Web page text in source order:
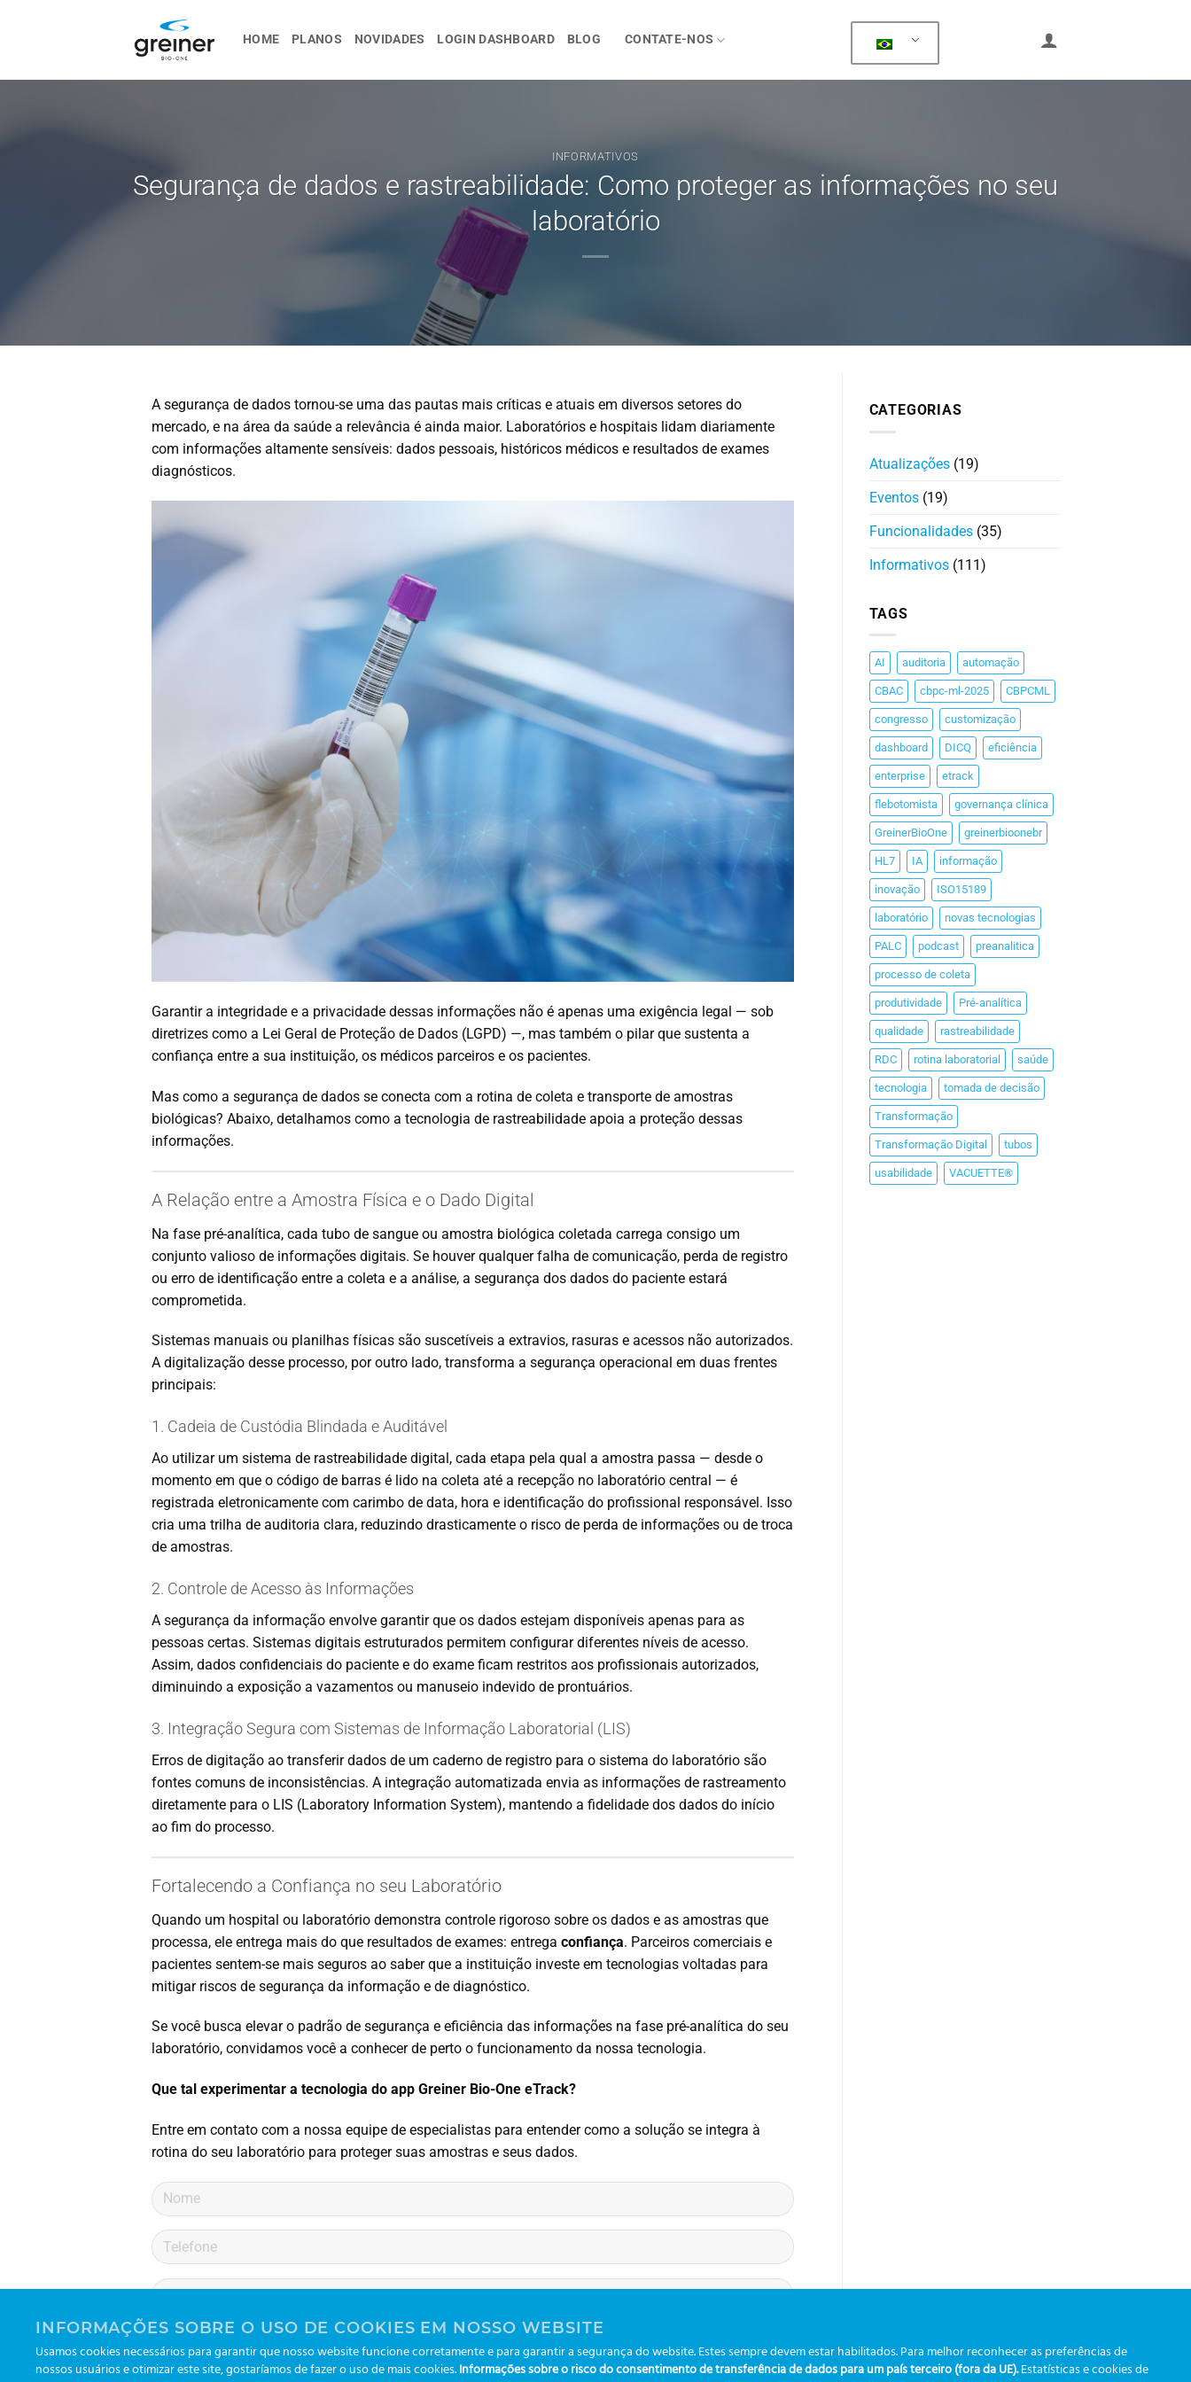
conteúdo
HOME PLANOS NOVIDADES LOGIN DASHBOARD BLOG CONTATE-NOS
INFORMATIVOS
Segurança de dados e rastreabilidade: Como proteger as informações no seu
laboratório
A segurança de dados tornou-se uma das pautas mais críticas e atuais em diversos setores do
mercado, e na área da saúde a relevância é ainda maior. Laboratórios e hospitais lidam diariamente
com informações altamente sensíveis: dados pessoais, históricos médicos e resultados de exames
diagnósticos.
Garantir a integridade e a privacidade dessas informações não é apenas uma exigência legal — sob
diretrizes como a Lei Geral de Proteção de Dados (LGPD) —, mas também o pilar que sustenta a
confiança entre a sua instituição, os médicos parceiros e os pacientes.
Mas como a segurança de dados se conecta com a rotina de coleta e transporte de amostras
biológicas? Abaixo, detalhamos como a tecnologia de rastreabilidade apoia a proteção dessas
informações.
A Relação entre a Amostra Física e o Dado Digital
Na fase pré-analítica, cada tubo de sangue ou amostra biológica coletada carrega consigo um
conjunto valioso de informações digitais. Se houver qualquer falha de comunicação, perda de registro
ou erro de identificação entre a coleta e a análise, a segurança dos dados do paciente estará
comprometida.
Sistemas manuais ou planilhas físicas são suscetíveis a extravios, rasuras e acessos não autorizados.
A digitalização desse processo, por outro lado, transforma a segurança operacional em duas frentes
principais:
1. Cadeia de Custódia Blindada e Auditável
Ao utilizar um sistema de rastreabilidade digital, cada etapa pela qual a amostra passa — desde o
momento em que o código de barras é lido na coleta até a recepção no laboratório central — é
registrada eletronicamente com carimbo de data, hora e identificação do profissional responsável. Isso
cria uma trilha de auditoria clara, reduzindo drasticamente o risco de perda de informações ou de troca
de amostras.
2. Controle de Acesso às Informações
A segurança da informação envolve garantir que os dados estejam disponíveis apenas para as
pessoas certas. Sistemas digitais estruturados permitem configurar diferentes níveis de acesso.
Assim, dados confidenciais do paciente e do exame ficam restritos aos profissionais autorizados,
diminuindo a exposição a vazamentos ou manuseio indevido de prontuários.
3. Integração Segura com Sistemas de Informação Laboratorial (LIS)
Erros de digitação ao transferir dados de um caderno de registro para o sistema do laboratório são
fontes comuns de inconsistências. A integração automatizada envia as informações de rastreamento
diretamente para o LIS (Laboratory Information System), mantendo a fidelidade dos dados do início
ao fim do processo.
Fortalecendo a Confiança no seu Laboratório
Quando um hospital ou laboratório demonstra controle rigoroso sobre os dados e as amostras que
processa, ele entrega mais do que resultados de exames: entrega confiança. Parceiros comerciais e
pacientes sentem-se mais seguros ao saber que a instituição investe em tecnologias voltadas para
mitigar riscos de segurança da informação e de diagnóstico.
Se você busca elevar o padrão de segurança e eficiência das informações na fase pré-analítica do seu
laboratório, convidamos você a conhecer de perto o funcionamento da nossa tecnologia.
Que tal experimentar a tecnologia do app Greiner Bio-One eTrack?
Entre em contato com a nossa equipe de especialistas para entender como a solução se integra à
rotina do seu laboratório para proteger suas amostras e seus dados.
Li e aceito os termos dapolítica de privacidade
Please leave this field empty.
CATEGORIAS
Atualizações(19)
Eventos(19)
Funcionalidades(35)
Informativos(111)
TAGS
AI auditoria automação
CBAC cbpc-ml-2025 CBPCML
congresso customização
dashboard DICQ eficiência
enterprise etrack
flebotomista governança clínica
GreinerBioOne greinerbioonebr
HL7 IA informação
inovação ISO15189
laboratório novas tecnologias
PALC podcast preanalitica
processo de coleta
produtividade Pré-analítica
qualidade rastreabilidade
RDC rotina laboratorial saúde
tecnologia tomada de decisão
Transformação
Transformação Digital tubos
usabilidade VACUETTE®
INFORMAÇÕES SOBRE O USO DE COOKIES EM NOSSO WEBSITE
Usamos cookies necessários para garantir que nosso website funcione corretamente e para garantir a segurança do website. Estes sempre devem estar habilitados. Para melhor reconhecer as preferências de
nossos usuários e otimizar este site, gostaríamos de fazer o uso de mais cookies.Informações sobre o risco do consentimento de transferência de dados para um país terceiro (fora da UE).Estatísticas e cookies de